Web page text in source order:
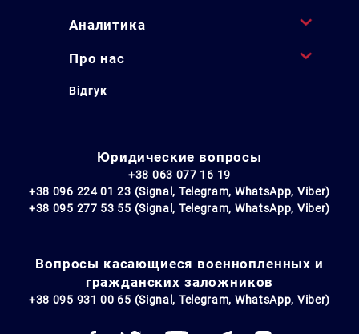
Аналитика
Про нас
Відгук
Юридические вопросы
+38 063 077 16 19
+38 096 224 01 23 (Signal, Telegram, WhatsApp, Viber)
+38 095 277 53 55 (Signal, Telegram, WhatsApp, Viber)
Вопросы касающиеся военнопленных и
гражданских заложников
+38 095 931 00 65 (Signal, Telegram, WhatsApp, Viber)